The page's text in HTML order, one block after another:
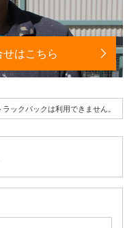
はこちら
ラックバックは利用できません。